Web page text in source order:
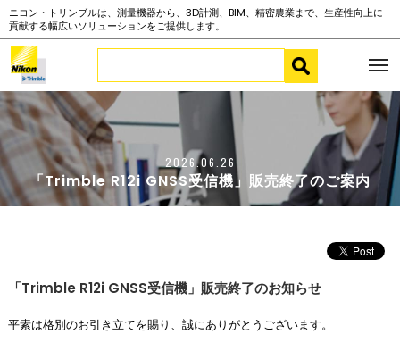
ニコン・トリンブルは、測量機器から、3D計測、BIM、精密農業まで、生産性向上に
貢献する幅広いソリューションをご提供します。
2026.06.26
「Trimble R12i GNSS受信機」販売終了のご案内
「Trimble R12i GNSS受信機」販売終了のお知らせ
平素は格別のお引き立てを賜り、誠にありがとうございます。